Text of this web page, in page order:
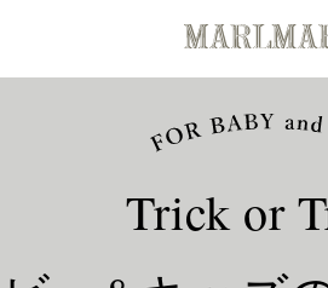
Trick or